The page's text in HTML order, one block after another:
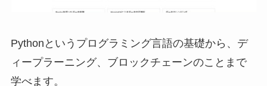
Pythonというプログラミング言語の基礎から、デ
ィープラーニング、ブロックチェーンのことまで
学べます。